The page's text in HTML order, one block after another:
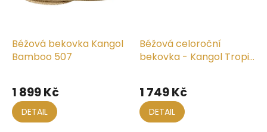
Béžová bekovka Kangol
Bamboo 507
1 899 Kč
DETAIL
Béžová celoroční
bekovka - Kangol Tropic
1 749 Kč
DETAIL